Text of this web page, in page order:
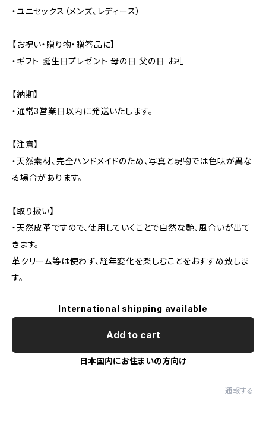
・ユニセックス（メンズ、レディース）
【お祝い・贈り物・贈答品に】
・ギフト 誕生日プレゼント 母の日 父の日 お礼
【納期】
・通常3営業日以内に発送いたします。
【注意】
・天然素材、完全ハンドメイドのため、写真と現物では色味が異な
る場合があります。
【取り扱い】
・天然皮革ですので、使用していくことで自然な艶、風合いが出て
きます。
革クリーム等は使わず、経年変化を楽しむことをおすすめ致しま
す。
International shipping available
Add to cart
日本国内にお住まいの方向け
通報する